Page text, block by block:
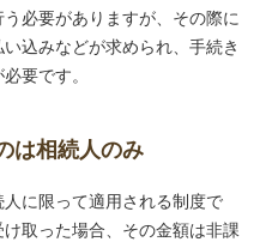
必要がありますが、その際に
込みなどが求められ、手続き
要です。
は相続人のみ
に限って適用される制度で
取った場合、その金額は非課